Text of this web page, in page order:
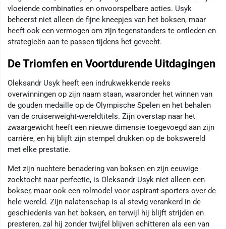
vloeiende combinaties en onvoorspelbare acties. Usyk
beheerst niet alleen de fijne kneepjes van het boksen, maar
heeft ook een vermogen om zijn tegenstanders te ontleden en
strategieën aan te passen tijdens het gevecht.
De Triomfen en Voortdurende Uitdagingen
Oleksandr Usyk heeft een indrukwekkende reeks
overwinningen op zijn naam staan, waaronder het winnen van
de gouden medaille op de Olympische Spelen en het behalen
van de cruiserweight-wereldtitels. Zijn overstap naar het
zwaargewicht heeft een nieuwe dimensie toegevoegd aan zijn
carrière, en hij blijft zijn stempel drukken op de bokswereld
met elke prestatie.
Met zijn nuchtere benadering van boksen en zijn eeuwige
zoektocht naar perfectie, is Oleksandr Usyk niet alleen een
bokser, maar ook een rolmodel voor aspirant-sporters over de
hele wereld. Zijn nalatenschap is al stevig verankerd in de
geschiedenis van het boksen, en terwijl hij blijft strijden en
presteren, zal hij zonder twijfel blijven schitteren als een van